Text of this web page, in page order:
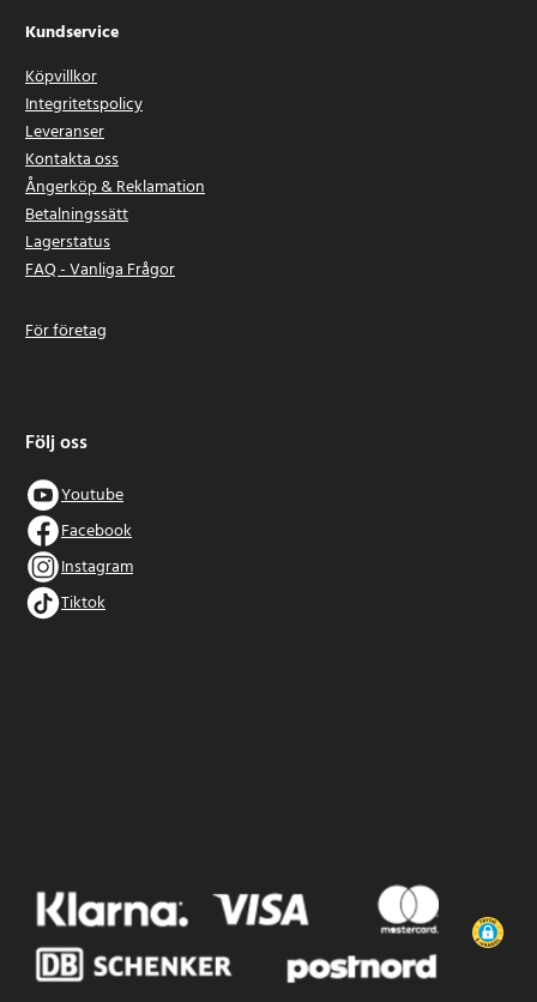
Kundservice
Köpvillkor
Integritetspolicy
Leveranser
Kontakta oss
Ångerköp & Reklamation
Betalningssätt
Lagerstatus
FAQ - Vanliga Frågor
För företag
Följ oss
Youtube
Facebook
Instagram
Tiktok